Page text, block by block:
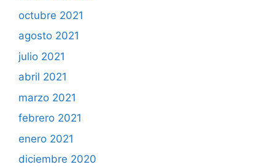
octubre 2021
agosto 2021
julio 2021
abril 2021
marzo 2021
febrero 2021
enero 2021
diciembre 2020